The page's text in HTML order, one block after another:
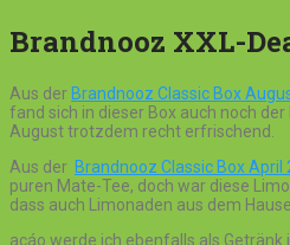
Brandnooz XXL-
Aus der Brandnooz Classic Box
fand sich in dieser Box auch noch
August trotzdem recht erfrischend.
Aus der Brandnooz Classic Box
puren Mate-Tee, doch war diese
dass auch Limonaden aus dem
acáo werde ich ebenfalls als